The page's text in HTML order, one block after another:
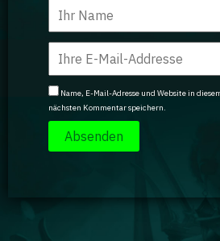
Name, E-Mail-Adresse und Website in
nächsten Kommentar speichern.